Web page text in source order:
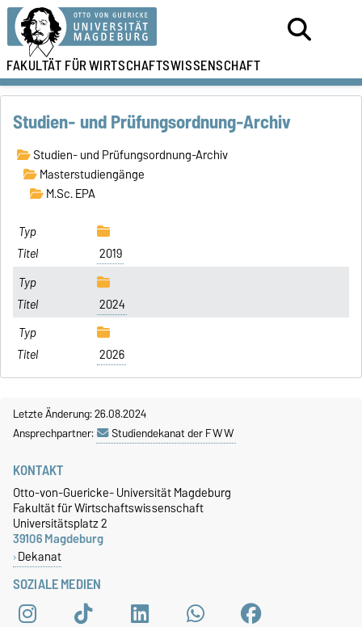
FAKULTÄT FÜRWIRTSCHAFTSWISSENSCHAFT
Studien- und Prüfungsordnung-Archiv
Studien- und Prüfungsordnung-Archiv
Masterstudiengänge
M.Sc. EPA
2019
2024
2026
Letzte Änderung: 26.08.2024
Ansprechpartner:
Studiendekanat der FWW
SOZIALE MEDIEN
KONTAKT
Otto-von-Guericke- Universität Magdeburg
Fakultät für Wirtschaftswissenschaft
Universitätsplatz 2
39106 Magdeburg
Dekanat